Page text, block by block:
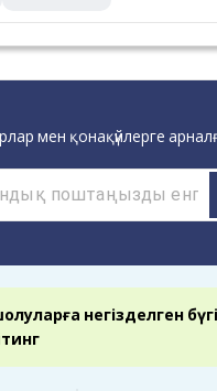
негізделген
мен қонақүйлерге